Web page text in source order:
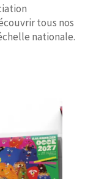
tous nos
nationale.